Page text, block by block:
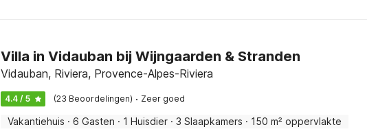
Villa in Vidauban bij Wijngaarden & Stranden
Vidauban, Riviera, Provence-Alpes-Riviera
4.4 / 5 (23 Beoordelingen) · Zeer goed
Vakantiehuis · 6 Gasten · 1 Huisdier · 3 Slaapkamers · 150 m² oppervlakte